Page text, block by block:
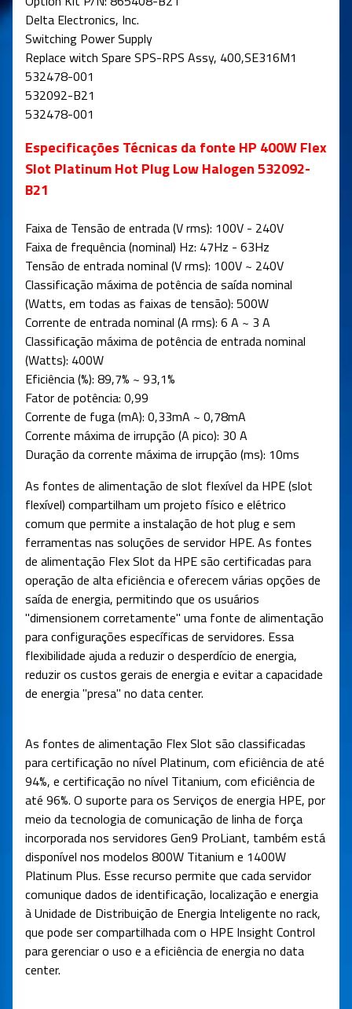
Delta Electronics, Inc.
Switching Power Supply
Replace witch Spare SPS-RPS Assy, 400,SE316M1
532478-001
532092-B21
532478-001
Especificações Técnicas da fonte HP 400W Flex
Slot Platinum Hot Plug Low Halogen532092-
B21
Faixa de Tensão de entrada (V rms): 100V - 240V
Faixa de frequência (nominal) Hz: 47Hz - 63Hz
Tensão de entrada nominal (V rms): 100V ~ 240V
Classificação máxima de potência de saída nominal
(Watts, em todas as faixas de tensão): 500W
Corrente de entrada nominal (A rms): 6 A ~ 3 A
Classificação máxima de potência de entrada nominal
(Watts): 400W
Eficiência (%): 89,7% ~ 93,1%
Fator de potência: 0,99
Corrente de fuga (mA): 0,33mA ~ 0,78mA
Corrente máxima de irrupção (A pico): 30 A
Duração da corrente máxima de irrupção (ms): 10ms
As fontes de alimentação de slot flexível da HPE (slot
flexível) compartilham um projeto físico e elétrico
comum que permite a instalação de hot plug e sem
ferramentas nas soluções de servidor HPE. As fontes
de alimentação Flex Slot da HPE são certificadas para
operação de alta eficiência e oferecem várias opções de
saída de energia, permitindo que os usuários
"dimensionem corretamente" uma fonte de alimentação
para configurações específicas de servidores. Essa
flexibilidade ajuda a reduzir o desperdício de energia,
reduzir os custos gerais de energia e evitar a capacidade
de energia "presa" no data center.
As fontes de alimentação Flex Slot são classificadas
para certificação no nível Platinum, com eficiência de até
94%, e certificação no nível Titanium, com eficiência de
até 96%. O suporte para os Serviços de energia HPE, por
meio da tecnologia de comunicação de linha de força
incorporada nos servidores Gen9 ProLiant, também está
disponível nos modelos 800W Titanium e 1400W
Platinum Plus. Esse recurso permite que cada servidor
comunique dados de identificação, localização e energia
à Unidade de Distribuição de Energia Inteligente no rack,
que pode ser compartilhada com o HPE Insight Control
para gerenciar o uso e a eficiência de energia no data
center.